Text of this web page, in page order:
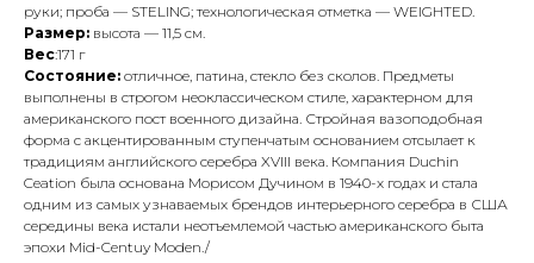
руки; проба — STELING; технологическая отметка — WEIGHTED.
Размер: высота — 11,5 см.
Вес:171 г
Состояние: отличное, патина, стекло без сколов. Предметы
выполнены в строгом неоклассическом стиле, характерном для
американского пост военного дизайна. Стройная вазоподобная
форма с акцентированным ступенчатым основанием отсылает к
традициям английского серебра XVIII века. Компания Duchin
Ceation была основана Морисом Дучином в 1940-х годах и стала
одним из самых узнаваемых брендов интерьерного серебра в США
середины века истали неотъемлемой частью американского быта
эпохи Mid-Centuy Moden./